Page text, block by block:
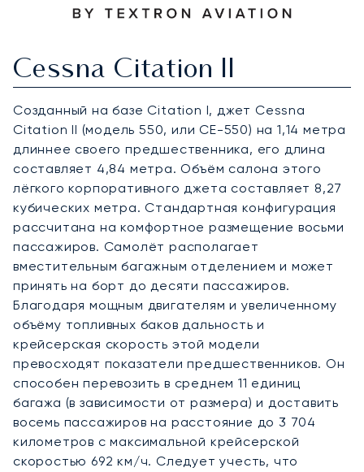
Cessna Citation II
Созданный на базе Citation I, джет Cessna
Citation II (модель 550, или CE-550) на 1,14 метра
длиннее своего предшественника, его длина
составляет 4,84 метра. Объём салона этого
лёгкого корпоративного джета составляет 8,27
кубических метра. Стандартная конфигурация
рассчитана на комфортное размещение восьми
пассажиров. Самолёт располагает
вместительным багажным отделением и может
принять на борт до десяти пассажиров.
Благодаря мощным двигателям и увеличенному
объёму топливных баков дальность и
крейсерская скорость этой модели
превосходят показатели предшественников. Он
способен перевозить в среднем 11 единиц
багажа (в зависимости от размера) и доставить
восемь пассажиров на расстояние до 3 704
километров с максимальной крейсерской
скоростью 692 км/ч. Следует учесть, что